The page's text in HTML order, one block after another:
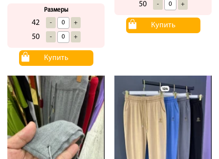
Размеры
42 - +
50 - +
Купить
50 - +
Купить